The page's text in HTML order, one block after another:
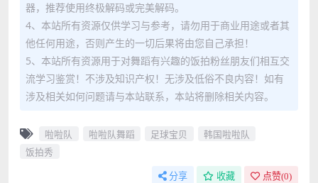
器，推荐使用终极解码或完美解码。
4、本站所有资源仅供学习与参考，请勿用于商业用途或者其
他任何用途，否则产生的一切后果将由您自己承担！
5、本站所有资源用于对舞蹈有兴趣的饭拍粉丝朋友们相互交
流学习鉴赏！不涉及知识产权！无涉及低俗不良内容！如有
涉及相关如何问题请与本站联系，本站将删除相关内容。
啦啦队 啦啦队舞蹈 足球宝贝
韩国啦啦队
饭拍秀
分享 收藏 点赞(0)